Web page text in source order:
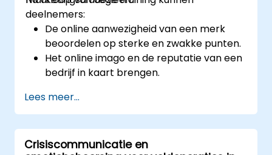
deelnemers:
De online aanwezigheid van een merk
beoordelen op sterke en zwakke punten.
Het online imago en de reputatie van een
bedrijf in kaart brengen.
markt vaststellen en versterken.
Een doelgerichte merkstrategie en
geïntegreerde online
marketingcommunicatieplan
Lees meer...
Crisiscommunicatie en